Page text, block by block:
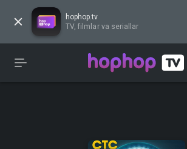
hophop.tv
TV, filmlar va seriallar